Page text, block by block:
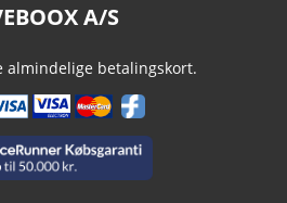
A/S
almindelige betalingskort.